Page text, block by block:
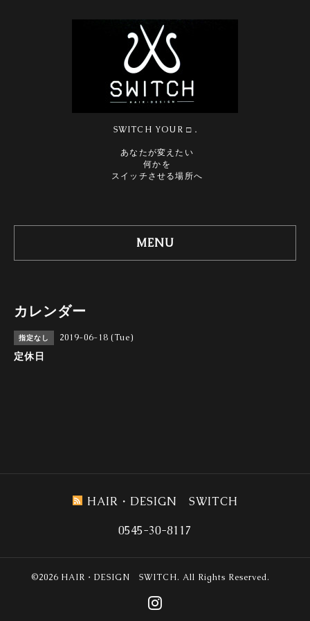
SWITCH YOUR □．
あなたが変えたい
何かを
スイッチさせる場所へ
MENU
カレンダー
指定なし 2019-06-18 (Tue)
定休日
HAIR・DESIGN SWITCH
0545-30-8117
©2026 HAIR・DESIGN SWITCH. All Rights Reserved.